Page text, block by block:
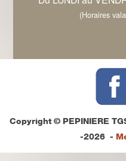
(Horaires
Copyright © PEPINIERE
-2026 -